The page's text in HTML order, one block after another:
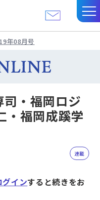
年08月号
・福岡ロジ
福岡成蹊学
連載
グインすると続きをお